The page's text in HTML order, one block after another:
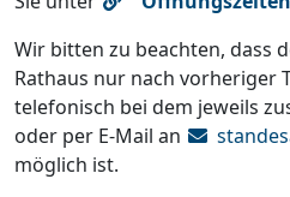
Wir bitten zu beachten, dass
Rathaus nur nach vorheriger
telefonisch bei dem jeweils
oder per E-Mail an
möglich ist.